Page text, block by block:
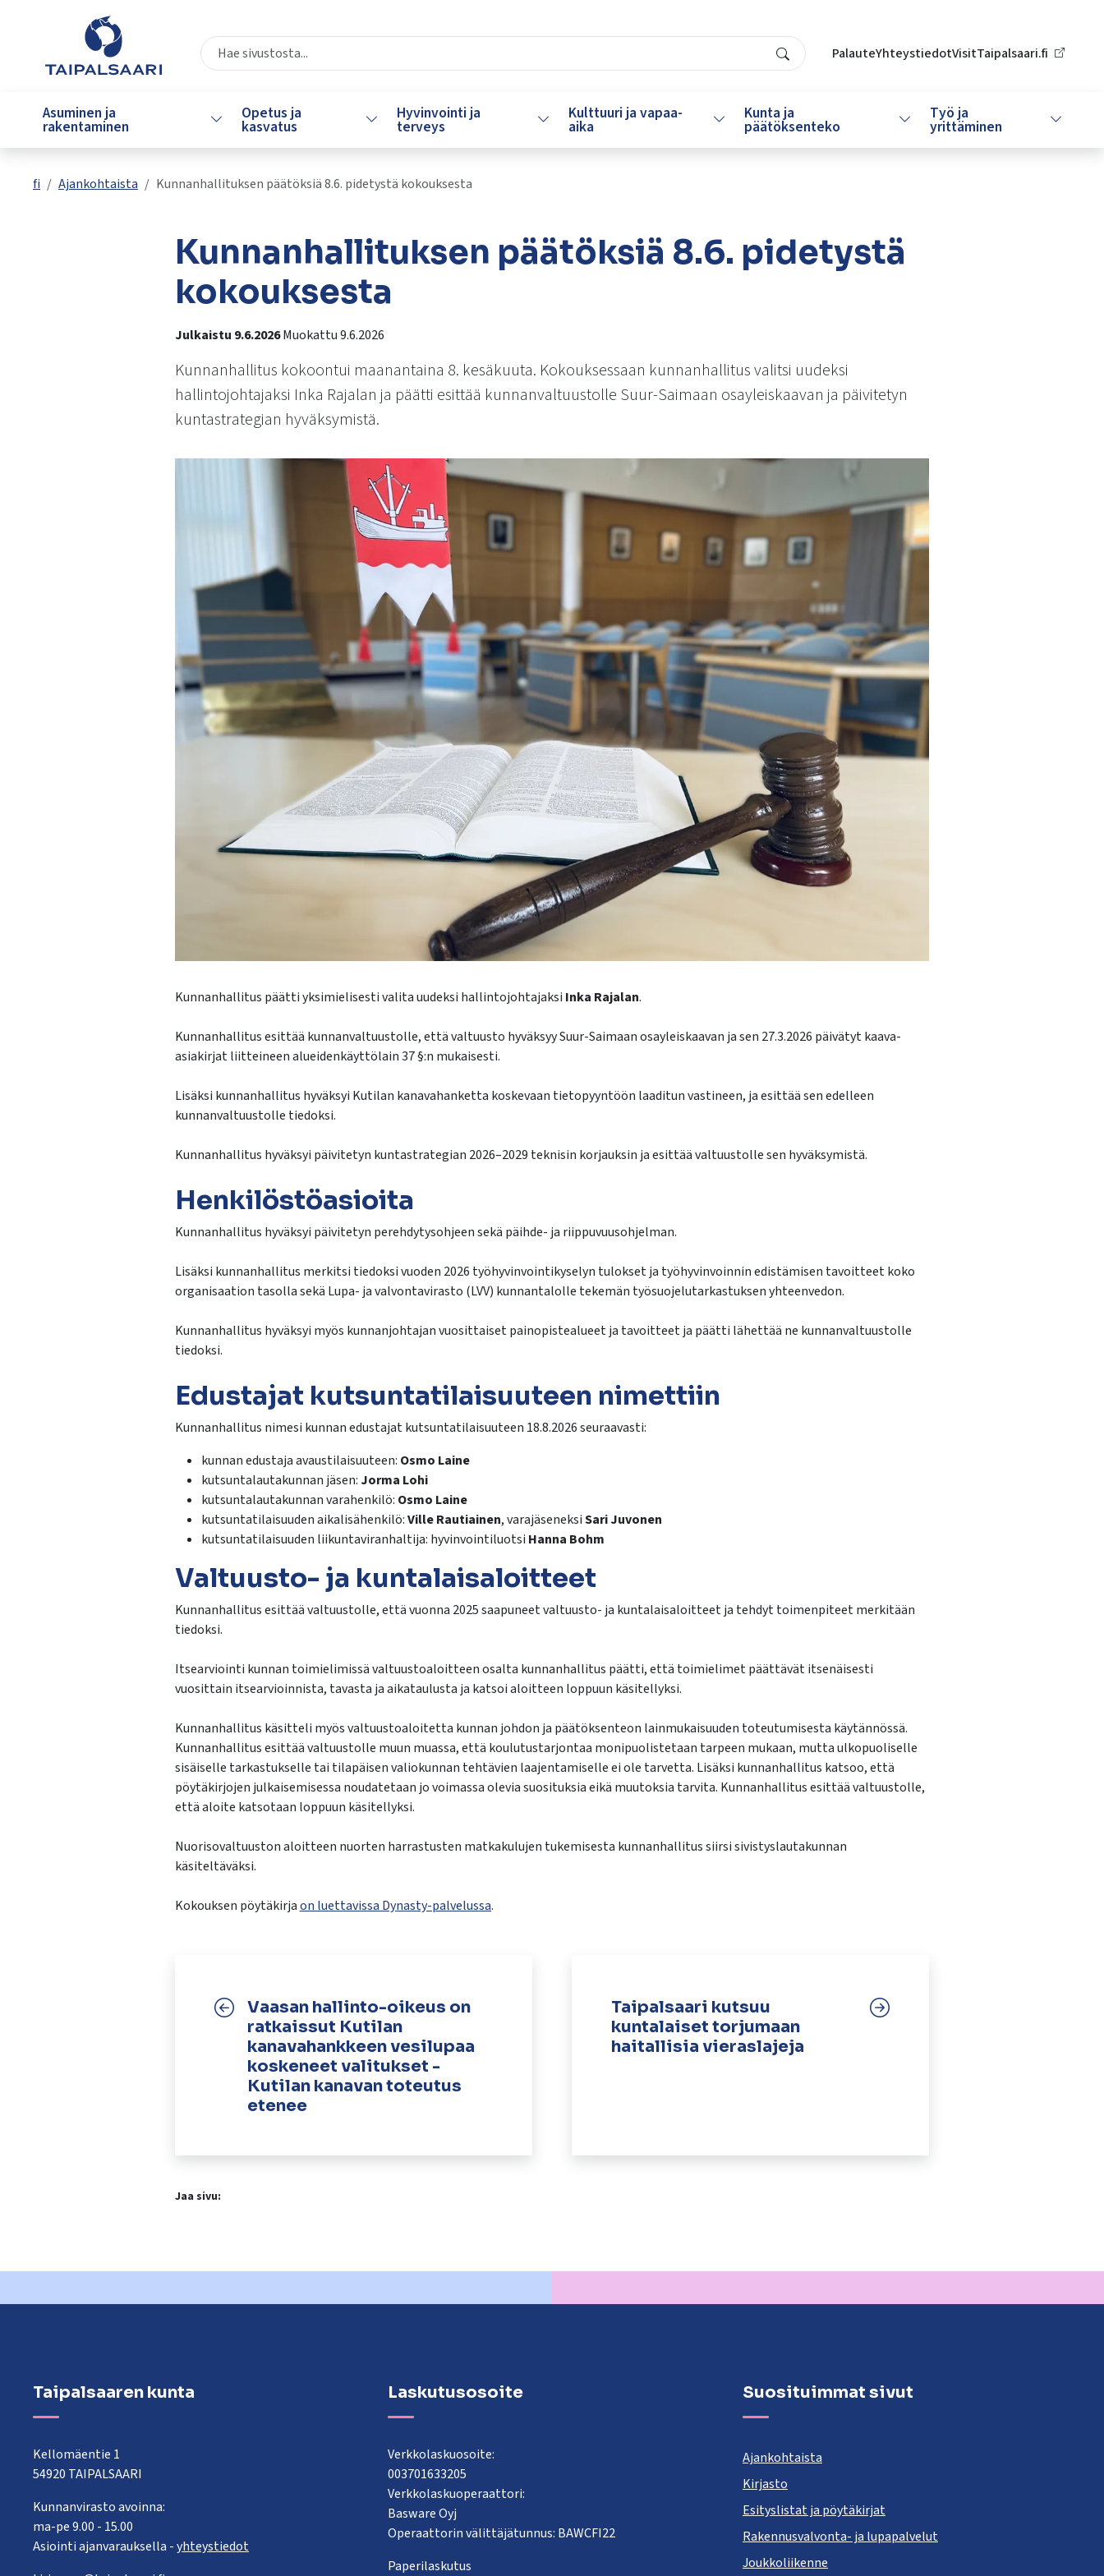
Siirry pääsisältöön
PalauteYhteystiedotVisitTaipalsaari.fi
Search
oleva
ja
hakutulokseen
painamalla
enteriä.
käyttäjät
käyttää
kosketus-
ja
Asuminen ja
rakentaminen Vaihda alasvetovalikkoa
Opetus ja
kasvatus Vaihda alasvetovalikkoa
Hyvinvointi ja
terveys Vaihda alasvetovalikkoa
Kulttuuri ja vapaa-
aika Vaihda alasvetovalikkoa
Kunta ja
päätöksenteko Vaihda alasvetovalikkoa
Työ ja
yrittäminen Vaihda
fi Ajankohtaista Kunnanhallituksen päätöksiä 8.6. pidetystä kokouksesta
Kunnanhallituksen päätöksiä 8.6. pidetystä
kokouksesta
Julkaistu 9.6.2026Muokattu 9.6.2026
Kunnanhallitus kokoontui maanantaina 8. kesäkuuta. Kokouksessaan kunnanhallitus valitsi uudeksi
hallintojohtajaksi Inka Rajalan ja päätti esittää kunnanvaltuustolle Suur-Saimaan osayleiskaavan ja päivitetyn
kuntastrategian hyväksymistä.
Kunnanhallitus päätti yksimielisesti valita uudeksi hallintojohtajaksi Inka Rajalan.
Kunnanhallitus esittää kunnanvaltuustolle, että valtuusto hyväksyy Suur-Saimaan osayleiskaavan ja sen 27.3.2026 päivätyt kaava-
asiakirjat liitteineen alueidenkäyttölain 37 §:n mukaisesti.
Lisäksi kunnanhallitus hyväksyi Kutilan kanavahanketta koskevaan tietopyyntöön laaditun vastineen, ja esittää sen edelleen
kunnanvaltuustolle tiedoksi.
Kunnanhallitus hyväksyi päivitetyn kuntastrategian 2026–2029 teknisin korjauksin ja esittää valtuustolle sen hyväksymistä.
Henkilöstöasioita
Kunnanhallitus hyväksyi päivitetyn perehdytysohjeen sekä päihde- ja riippuvuusohjelman.
Lisäksi kunnanhallitus merkitsi tiedoksi vuoden 2026 työhyvinvointikyselyn tulokset ja työhyvinvoinnin edistämisen tavoitteet koko
organisaation tasolla sekä Lupa- ja valvontavirasto (LVV) kunnantalolle tekemän työsuojelutarkastuksen yhteenvedon.
Kunnanhallitus hyväksyi myös kunnanjohtajan vuosittaiset painopistealueet ja tavoitteet ja päätti lähettää ne kunnanvaltuustolle
tiedoksi.
Edustajat kutsuntatilaisuuteen nimettiin
Kunnanhallitus nimesi kunnan edustajat kutsuntatilaisuuteen 18.8.2026 seuraavasti:
kunnan edustaja avaustilaisuuteen: Osmo Laine
kutsuntalautakunnan jäsen: Jorma Lohi
kutsuntalautakunnan varahenkilö: Osmo Laine
kutsuntatilaisuuden aikalisähenkilö:Ville Rautiainen, varajäseneksiSari Juvonen
kutsuntatilaisuuden liikuntaviranhaltija: hyvinvointiluotsi Hanna Bohm
Valtuusto- ja kuntalaisaloitteet
Kunnanhallitus esittää valtuustolle, että vuonna 2025 saapuneet valtuusto- ja kuntalaisaloitteet ja tehdyt toimenpiteet merkitään
tiedoksi.
Itsearviointi kunnan toimielimissä valtuustoaloitteen osalta kunnanhallitus päätti, että toimielimet päättävät itsenäisesti
vuosittain itsearvioinnista, tavasta ja aikataulusta ja katsoi aloitteen loppuun käsitellyksi.
Kunnanhallitus käsitteli myös valtuustoaloitetta kunnan johdon ja päätöksenteon lainmukaisuuden toteutumisesta käytännössä.
Kunnanhallitus esittää valtuustolle muun muassa, että koulutustarjontaa monipuolistetaan tarpeen mukaan, mutta ulkopuoliselle
sisäiselle tarkastukselle tai tilapäisen valiokunnan tehtävien laajentamiselle ei ole tarvetta. Lisäksi kunnanhallitus katsoo, että
pöytäkirjojen julkaisemisessa noudatetaan jo voimassa olevia suosituksia eikä muutoksia tarvita. Kunnanhallitus esittää valtuustolle,
että aloite katsotaan loppuun käsitellyksi.
Nuorisovaltuuston aloitteen nuorten harrastusten matkakulujen tukemisesta kunnanhallitus siirsi sivistyslautakunnan
käsiteltäväksi.
Kokouksen pöytäkirjaon luettavissa Dynasty-palvelussa.
Vaasan hallinto-oikeus on
ratkaissut Kutilan
kanavahankkeen vesilupaa
koskeneet valitukset -
Kutilan kanavan toteutus
etenee
Taipalsaari kutsuu
kuntalaiset torjumaan
haitallisia vieraslajeja
Jaa sivu:
Taipalsaaren kunta
Kellomäentie 1
54920 TAIPALSAARI
Kunnanvirasto avoinna:
ma-pe 9.00 - 15.00
Asiointi ajanvarauksella -yhteystiedot
Laskutusosoite
Verkkolaskuosoite:
003701633205
Verkkolaskuoperaattori:
Basware Oyj
Operaattorin välittäjätunnus: BAWCFI22
Paperilaskutus
Suosituimmat sivut
Ajankohtaista
Kirjasto
Esityslistat ja pöytäkirjat
Rakennusvalvonta- ja lupapalvelut
Joukkoliikenne